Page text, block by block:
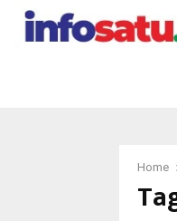
Home